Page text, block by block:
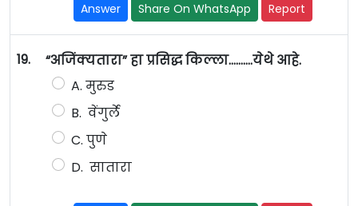
Answer Share On WhatsApp Report
19.
“अजिंक्यतारा” हा प्रसिद्ध किल्ला……….येथे आहे.
A. मुरुड
B. वेंगुर्ले
C. पुणे
D. सातारा